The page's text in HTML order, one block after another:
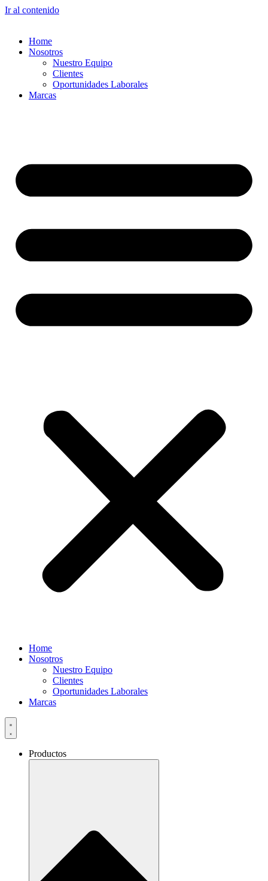
Ir al contenido
Home
Nosotros
Nuestro Equipo
Clientes
Oportunidades Laborales
Marcas
Home
Nosotros
Nuestro Equipo
Clientes
Oportunidades Laborales
Marcas
Productos